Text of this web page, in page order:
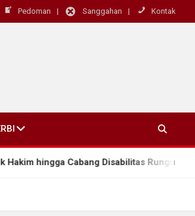
Pedoman Sanggahan Kontak
Disabilitas Rungu Wicara